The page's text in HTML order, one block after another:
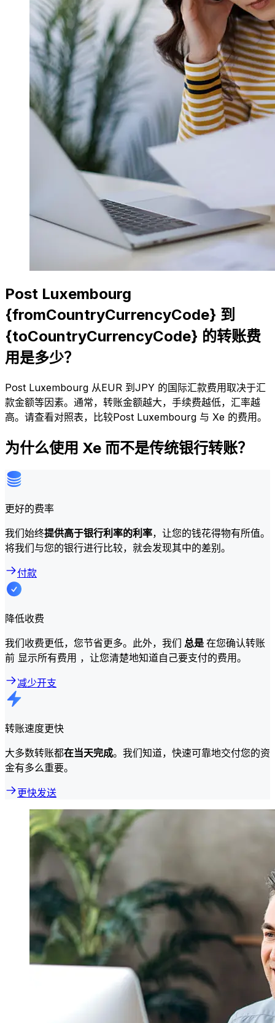
Post Luxembourg
{fromCountryCurrencyCode} 到
{toCountryCurrencyCode} 的转账费
用是多少？
Post Luxembourg 从EUR 到JPY 的国际汇款费用取决于汇
款金额等因素。通常，转账金额越大，手续费越低，汇率越
高。请查看对照表，比较Post Luxembourg 与 Xe 的费用。
为什么使用 Xe 而不是传统银行转账？
更好的费率
我们始终提供高于银行利率的利率，让您的钱花得物有所值。
将我们与您的银行进行比较，就会发现其中的差别。
付款
降低收费
我们收费更低，您节省更多。此外，我们 总是在您确认转账
前 显示所有费用 ，让您清楚地知道自己要支付的费用。
减少开支
转账速度更快
大多数转账都在当天完成。我们知道，快速可靠地交付您的资
金有多么重要。
更快发送